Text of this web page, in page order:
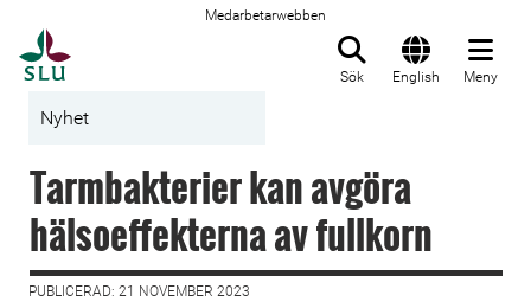
Medarbetarwebben
Sök English Meny
Nyhet
Tarmbakterier kan avgöra
hälsoeffekterna av fullkorn
PUBLICERAD: 21 NOVEMBER 2023